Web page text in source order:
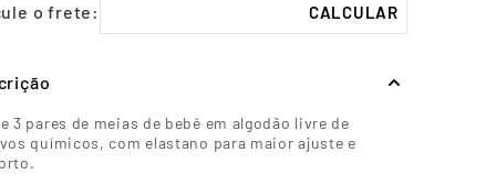
3 pares de meias de bebê em algodão livre de
químicos, com elastano para maior ajuste e